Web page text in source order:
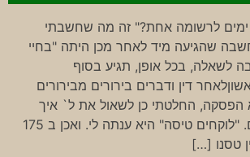
"איך מתמצתים 3 ימים לרשומה אחת?" זה מה שחשבתי
שהגיעה מיד לאחר מכן היתה "בחיי
לשאלה, בכל אופן, תגיע בסוף
דין ודברים בירורים מבירורים
הפסקה, החלטתי כן לשאול את ל` איך
אנחנו מגיעים לשם. "לוקחים טיסה" היא ענתה לי. ואכן ב 175
טסנו […]